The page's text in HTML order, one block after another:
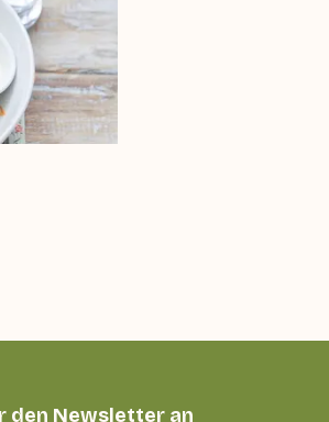
den Newsletter an